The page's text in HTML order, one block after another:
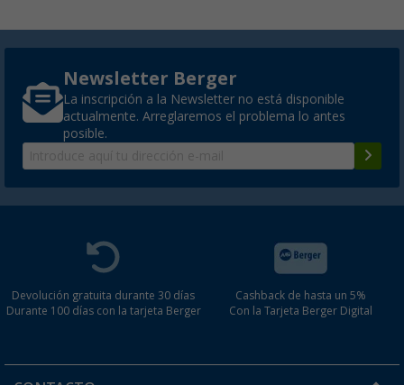
Newsletter Berger
La inscripción a la Newsletter no está disponible
actualmente. Arreglaremos el problema lo antes
posible.
Devolución gratuita durante 30 días
Durante 100 días con la tarjeta Berger
Cashback de hasta un 5%
Con la Tarjeta Berger Digital